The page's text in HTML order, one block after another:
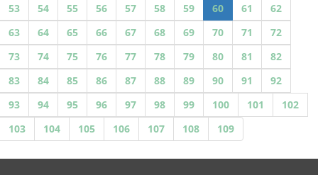
53
54 55 56 57 58 59 60 61
62
63
64 65 66 67 68 69 70 71
72
73
74 75 76 77 78 79 80 81
82
83
84 85 86 87 88 89 90 91
92
93
94 95 96 97 98 99 100 101
102
103
104 105 106 107 108 109